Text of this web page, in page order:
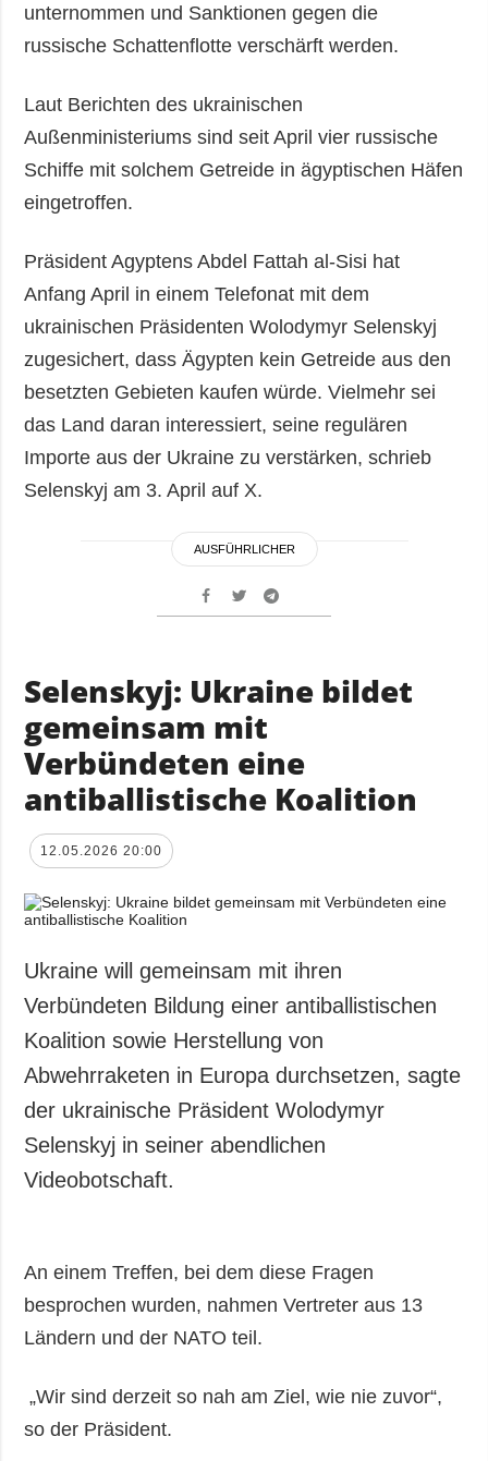
unternommen und Sanktionen gegen die
russische Schattenflotte verschärft werden.
Laut Berichten des ukrainischen
Außenministeriums sind seit April vier russische
Schiffe mit solchem Getreide in ägyptischen Häfen
eingetroffen.
Präsident Agyptens Abdel Fattah al-Sisi hat
Anfang April in einem Telefonat mit dem
ukrainischen Präsidenten Wolodymyr Selenskyj
zugesichert, dass Ägypten kein Getreide aus den
besetzten Gebieten kaufen würde. Vielmehr sei
das Land daran interessiert, seine regulären
Importe aus der Ukraine zu verstärken, schrieb
Selenskyj am 3. April auf X.
AUSFÜHRLICHER
Selenskyj: Ukraine bildet
gemeinsam mit
Verbündeten eine
antiballistische Koalition
12.05.2026 20:00
Ukraine will gemeinsam mit ihren
Verbündeten Bildung einer antiballistischen
Koalition sowie Herstellung von
Abwehrraketen in Europa durchsetzen, sagte
der ukrainische Präsident Wolodymyr
Selenskyj in seiner abendlichen
Videobotschaft.
An einem Treffen, bei dem diese Fragen
besprochen wurden, nahmen Vertreter aus 13
Ländern und der NATO teil.
„Wir sind derzeit so nah am Ziel, wie nie zuvor“,
so der Präsident.